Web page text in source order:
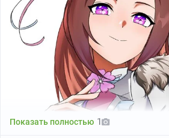
Показать полностью 1